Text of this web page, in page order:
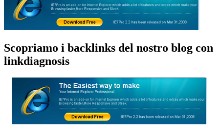
Scopriamo i backlinks del nostro blog con
linkdiagnosis